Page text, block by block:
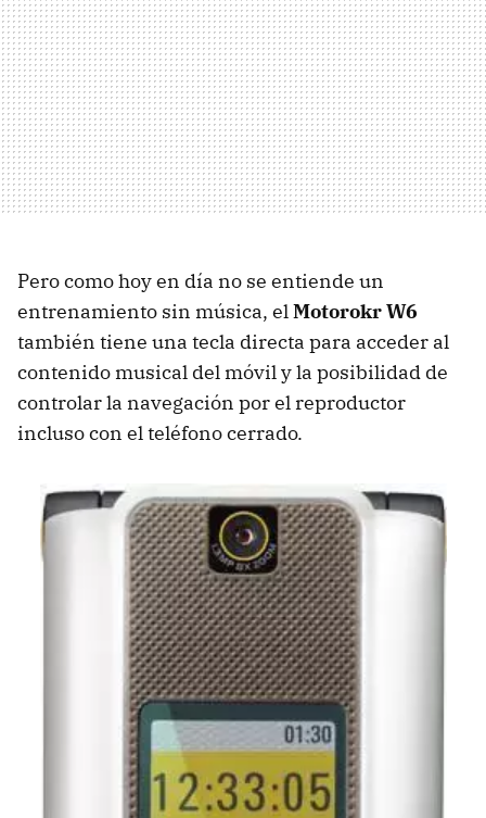
Pero como hoy en día no se entiende un
entrenamiento sin música, elMotorokr W6
también tiene una tecla directa para acceder al
contenido musical del móvil y la posibilidad de
controlar la navegación por el reproductor
incluso con el teléfono cerrado.